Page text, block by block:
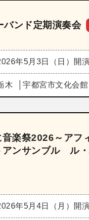
バンド定期演奏会
年5月3日（日） 開
木 宇都宮市文化会
音楽祭2026～ア
ンサンブル ル・
年5月4日（月） 開